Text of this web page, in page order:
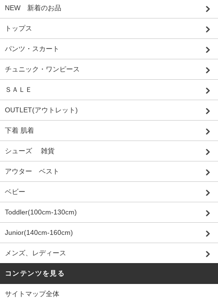
NEW 新着のお品
トップス
パンツ・スカート
チュニック・ワンピース
ＳＡＬＥ
OUTLET(アウトレット)
下着 肌着
シューズ 雑貨
アウター ベスト
ベビー
Toddler(100cm-130cm)
Junior(140cm-160cm)
メンズ、レディース
コンテンツを見る
サイトマップ全体